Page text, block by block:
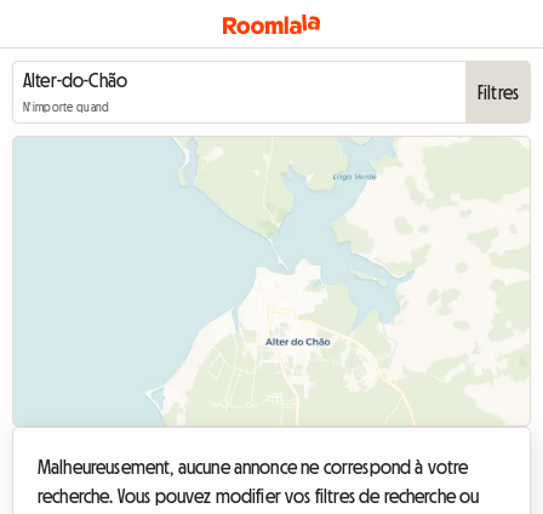
N'importe quand
Filtres
Malheureusement, aucune annonce ne correspond à votre
recherche. Vous pouvez modifier vos filtres de recherche ou